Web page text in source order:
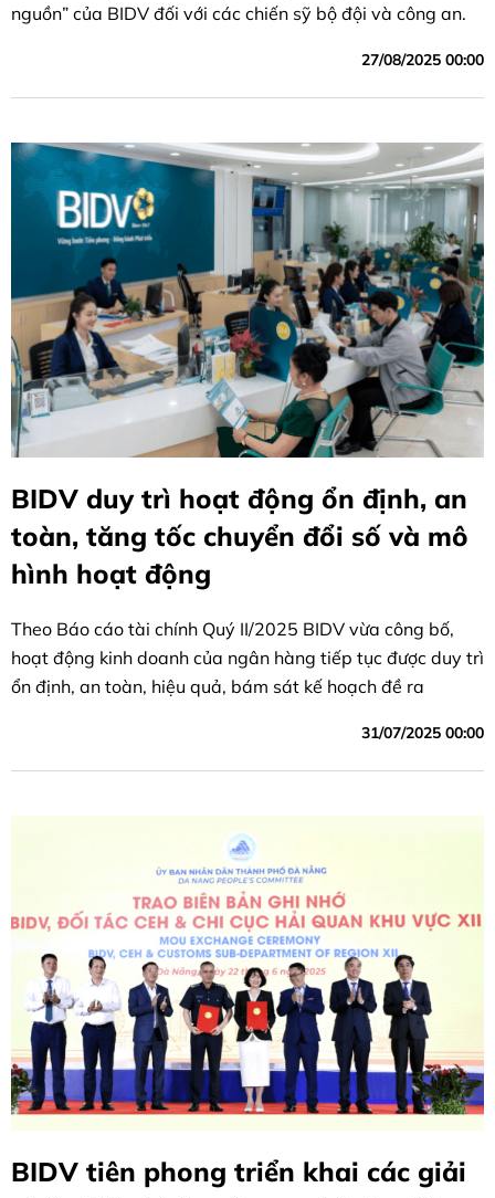
nguồn” của BIDV đối với các chiến sỹ bộ đội và công an.
27/08/2025 00:00
BIDV duy trì hoạt động ổn định, an
toàn, tăng tốc chuyển đổi số và mô
hình hoạt động
Theo Báo cáo tài chính Quý II/2025 BIDV vừa công bố,
hoạt động kinh doanh của ngân hàng tiếp tục được duy trì
ổn định, an toàn, hiệu quả, bám sát kế hoạch đề ra
31/07/2025 00:00
BIDV tiên phong triển khai các giải